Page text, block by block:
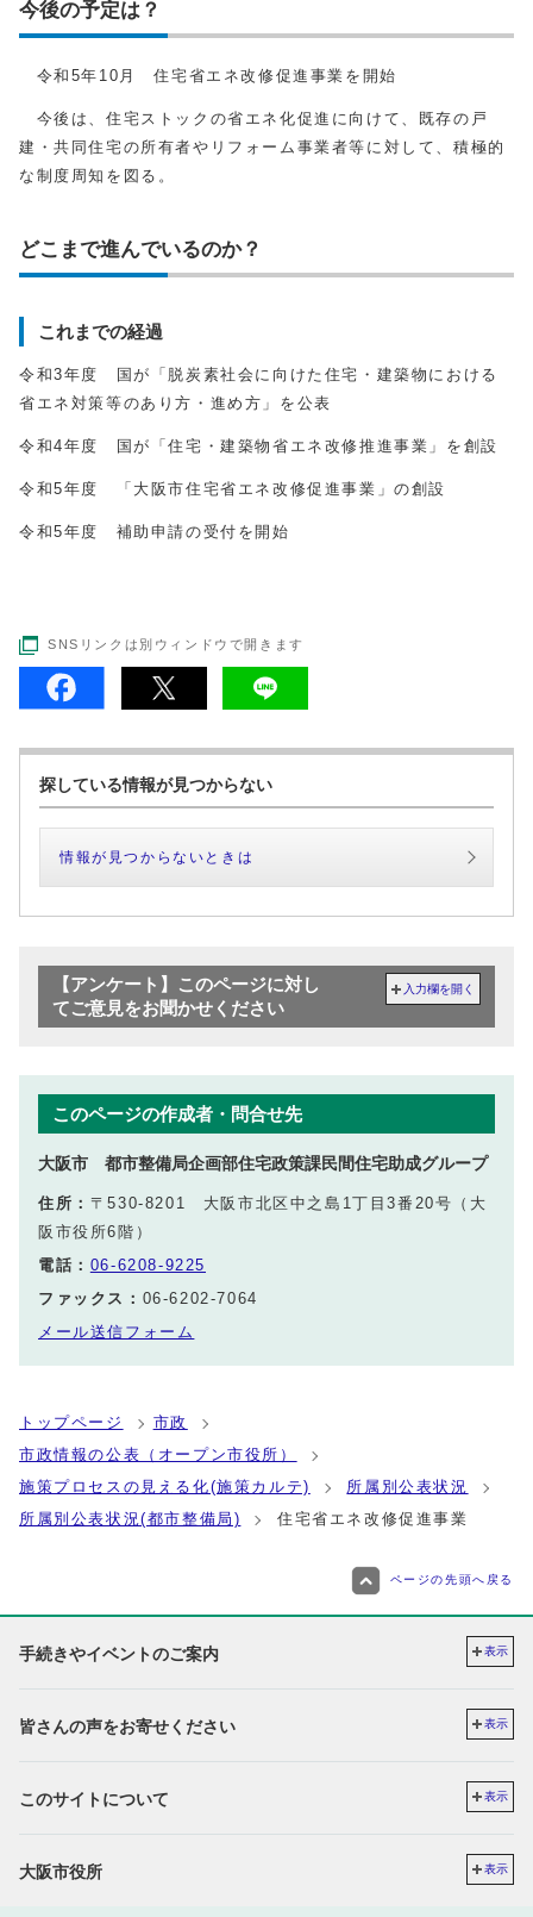
今後の予定は？
令和5年10月 住宅省エネ改修促進事業を開始
今後は、住宅ストックの省エネ化促進に向けて、既存の戸
建・共同住宅の所有者やリフォーム事業者等に対して、積極的
な制度周知を図る。
どこまで進んでいるのか？
これまでの経過
令和3年度 国が「脱炭素社会に向けた住宅・建築物における
省エネ対策等のあり方・進め方」を公表
令和4年度 国が「住宅・建築物省エネ改修推進事業」を創設
令和5年度 「大阪市住宅省エネ改修促進事業」の創設
令和5年度 補助申請の受付を開始
SNSリンクは別ウィンドウで開きます
探している情報が見つからない
情報が見つからないときは
【アンケート】このページに対し
てご意見をお聞かせください
入力欄を開く
このページの作成者・問合せ先
大阪市 都市整備局企画部住宅政策課民間住宅助成グループ
住所： 〒530-8201 大阪市北区中之島1丁目3番20号（大
阪市役所6階）
電話： 06-6208-9225
ファックス： 06-6202-7064
メール送信フォーム
トップページ
市政
市政情報の公表（オープン市役所）
施策プロセスの見える化(施策カルテ)
所属別公表状況
所属別公表状況(都市整備局)
住宅省エネ改修促進事業
ページの先頭へ戻る
手続きやイベントのご案内 表示
皆さんの声をお寄せください 表示
このサイトについて 表示
大阪市役所 表示